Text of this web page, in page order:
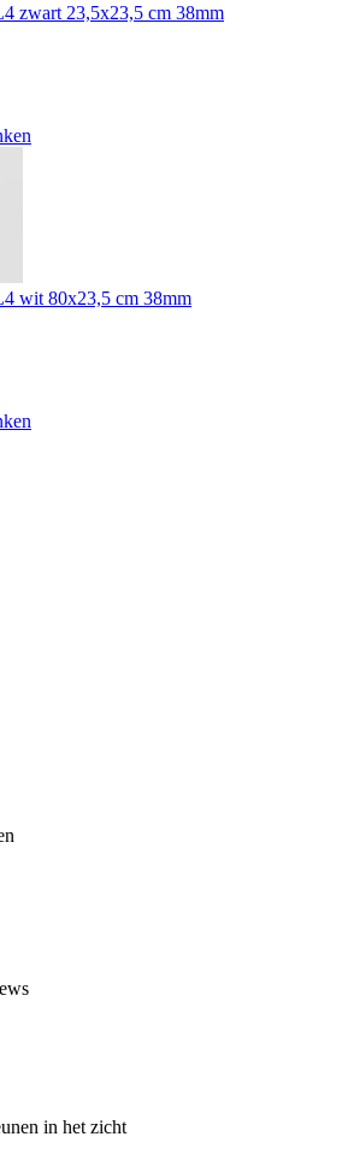
zwart 23,5x23,5 cm 38mm
wit 80x23,5 cm 38mm
in het zicht